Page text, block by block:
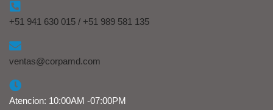
+51 941 630 015 / +51 989 581 135
ventas@corpamd.com
Atencion: 10:00AM -07:00PM